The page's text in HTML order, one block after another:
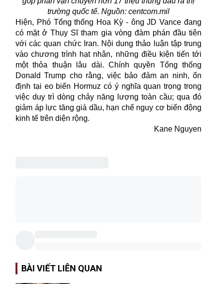
trường quốc tế. Nguồn: centcom.mil
Hiện, Phó Tổng thống Hoa Kỳ - ông JD Vance đang
có mặt ở Thụy Sĩ tham gia vòng đàm phán đầu tiên
với các quan chức Iran. Nội dung thảo luận tập trung
vào chương trình hạt nhân, những điều kiện tiến tới
một thỏa thuận lâu dài. Chính quyền Tổng thống
Donald Trump cho rằng, việc bảo đảm an ninh, ổn
định tại eo biển Hormuz có ý nghĩa quan trọng trong
việc duy trì dòng chảy năng lượng toàn cầu; qua đó
giảm áp lực tăng giá dầu, hạn chế nguy cơ biến động
kinh tế trên diện rộng.
Kane Nguyen
BÀI VIẾT LIÊN QUAN